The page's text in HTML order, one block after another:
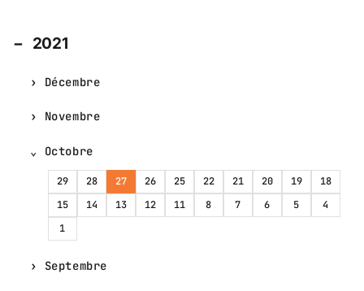
2021
Décembre
Novembre
Octobre
29 28 27 26 25 22 21 20 19
18
15
14 13 12 11 8 7 6 5
4
1
Septembre